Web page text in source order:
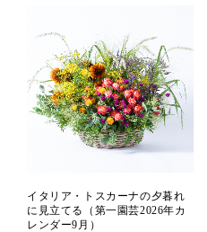
イタリア・トスカーナの夕暮れ
に見立てる（第一園芸2026年カ
レンダー9月）